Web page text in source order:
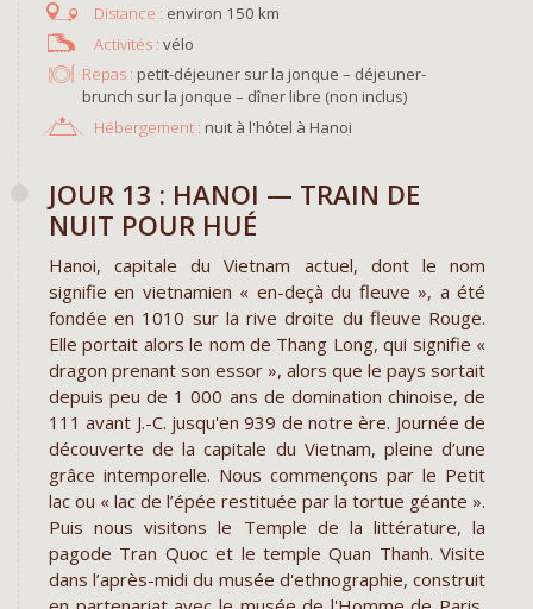
environ 150 km
vélo
Repas : petit-déjeuner sur la jonque – déjeuner-
brunch sur la jonque – dîner libre (non inclus)
Hébergement : nuit à l'hôtel à Hanoi ​
JOUR 13 : HANOI — TRAIN DE
NUIT POUR HUÉ
Hanoi, capitale du Vietnam actuel, dont le nom
signifie en vietnamien « en-deçà du fleuve », a été
fondée en 1010 sur la rive droite du fleuve Rouge.
Elle portait alors le nom de Thang Long, qui signifie «
dragon prenant son essor », alors que le pays sortait
depuis peu de 1 000 ans de domination chinoise, de
111 avant J.-C. jusqu'en 939 de notre ère. Journée de
découverte de la capitale du Vietnam, pleine d’une
grâce intemporelle. Nous commençons par le Petit
lac ou « lac de l’épée restituée par la tortue géante ».
Puis nous visitons le Temple de la littérature, la
pagode Tran Quoc et le temple Quan Thanh. Visite
dans l’après-midi du musée d'ethnographie, construit